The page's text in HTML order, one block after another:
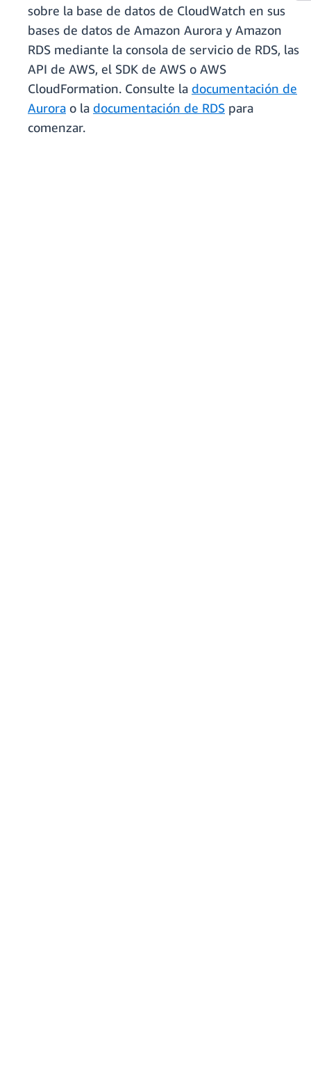
sobre la base de datos de CloudWatch en sus
bases de datos de Amazon Aurora y Amazon
RDS mediante la consola de servicio de RDS, las
API de AWS, el SDK de AWS o AWS
CloudFormation. Consulte la documentación de
Aurora o la documentación de RDS para
comenzar.